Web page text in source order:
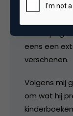
aangevuld
eens een
verschenen.
Volgens mij
om wat hij